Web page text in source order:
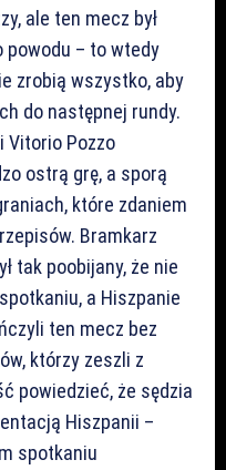
ale ten mecz był
powodu – to wtedy
zrobią wszystko, aby
do następnej rundy.
Vitorio Pozzo
ostrą grę, a sporą
które zdaniem
Bramkarz
tak poobijany, że nie
a Hiszpanie
ten mecz bez
którzy zeszli z
powiedzieć, że sędzia
Hiszpanii –
spotkaniu